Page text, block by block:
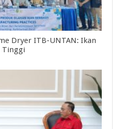
Dryer ITB-UNTAN: Ikan
Tinggi